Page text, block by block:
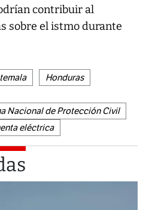
contribuir al
sobre el istmo durante
Honduras
Nacional de Protección Civil
eléctrica